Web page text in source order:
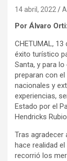
14 abril, 2022
Por Álvaro
CHETUMAL,
éxito turístico
Santa, y para
preparan con
nacionales y
experiencias,
Estado por el
Hendricks
Tras agradecer
hace realidad
recorrió los